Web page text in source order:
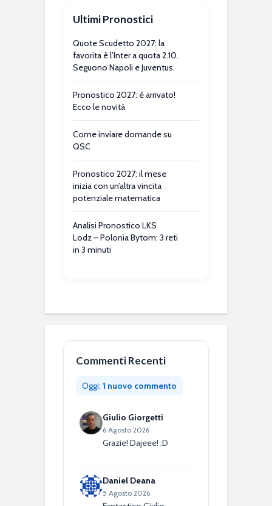
Ultimi Pronostici
Quote Scudetto 2027: la
favorita è l’Inter a quota 2.10.
Seguono Napoli e Juventus.
Pronostico 2027: è arrivato!
Ecco le novità
Come inviare domande su
QSC
Pronostico 2027: il mese
inizia con un’altra vincita
potenziale matematica
Analisi Pronostico LKS
Lodz – Polonia Bytom: 3 reti
in 3 minuti
Commenti Recenti
Oggi: 1 nuovo commento
Giulio Giorgetti
6 Agosto 2026
Grazie! Dajeee! :D
Daniel Deana
5 Agosto 2026